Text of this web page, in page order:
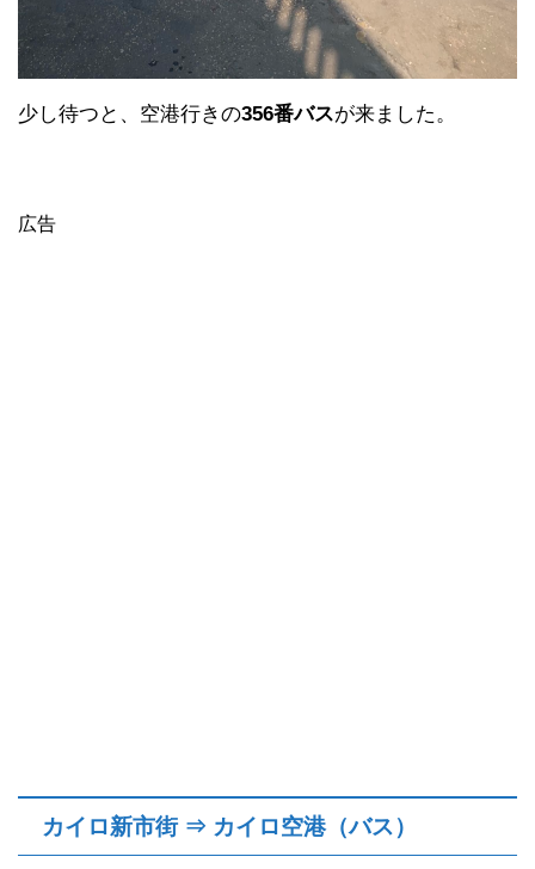
少し待つと、空港行きの356番バスが来ました。
広告
カイロ新市街 ⇒ カイロ空港（バス）